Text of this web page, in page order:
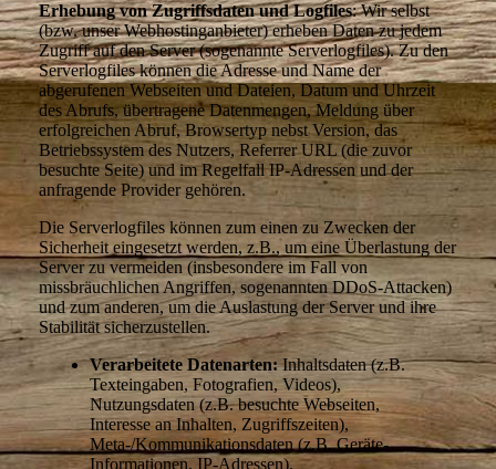
Erhebung von Zugriffsdaten und Logfiles: Wir selbst
(bzw. unser Webhostinganbieter) erheben Daten zu jedem
Zugriff auf den Server (sogenannte Serverlogfiles). Zu den
Serverlogfiles können die Adresse und Name der
abgerufenen Webseiten und Dateien, Datum und Uhrzeit
des Abrufs, übertragene Datenmengen, Meldung über
erfolgreichen Abruf, Browsertyp nebst Version, das
Betriebssystem des Nutzers, Referrer URL (die zuvor
besuchte Seite) und im Regelfall IP-Adressen und der
anfragende Provider gehören.
Die Serverlogfiles können zum einen zu Zwecken der
Sicherheit eingesetzt werden, z.B., um eine Überlastung der
Server zu vermeiden (insbesondere im Fall von
missbräuchlichen Angriffen, sogenannten DDoS-Attacken)
und zum anderen, um die Auslastung der Server und ihre
Stabilität sicherzustellen.
Verarbeitete Datenarten:Inhaltsdaten (z.B.
Texteingaben, Fotografien, Videos),
Nutzungsdaten (z.B. besuchte Webseiten,
Interesse an Inhalten, Zugriffszeiten),
Meta-/Kommunikationsdaten (z.B. Geräte-
Informationen, IP-Adressen).